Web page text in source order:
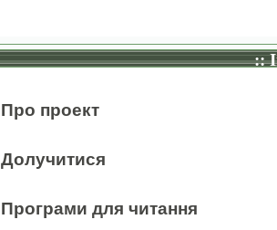
::
Про проект
Долучитися
Програми для читання